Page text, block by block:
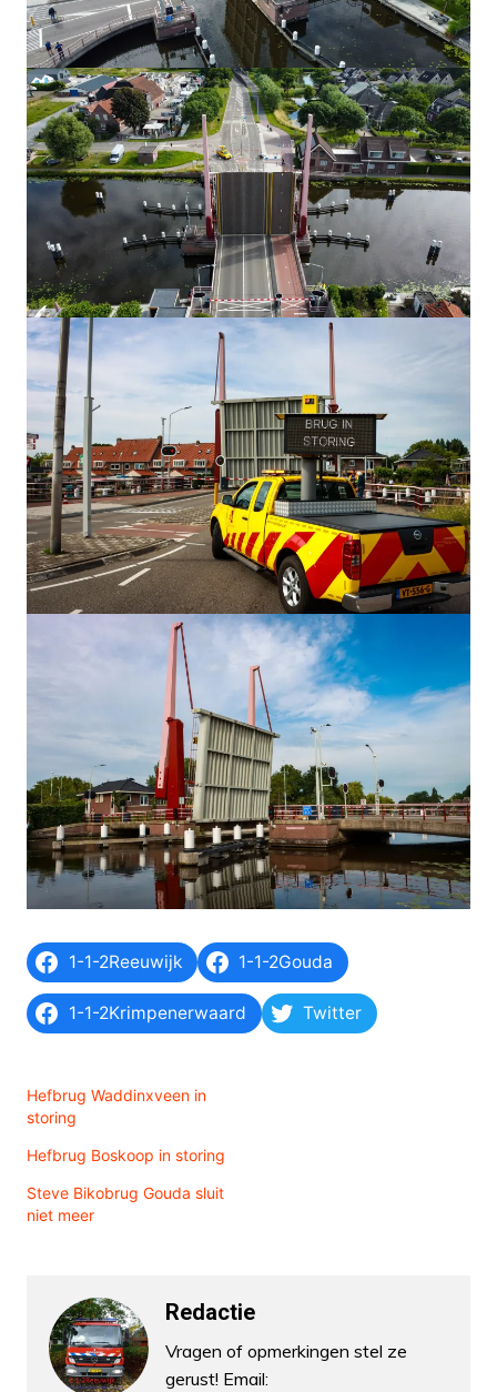
1-1-2Reeuwijk 1-1-2Gouda
1-1-2Krimpenerwaard Twitter
Hefbrug Waddinxveen in
storing
Hefbrug Boskoop in storing
Steve Bikobrug Gouda sluit
niet meer
Redactie
Vragen of opmerkingen stel ze
gerust! Email: